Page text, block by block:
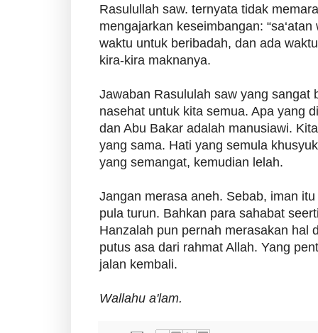
Rasulullah saw. ternyata tidak
mengajarkan keseimbangan: “sa‘atan
waktu untuk beribadah, dan ada
kira-kira maknanya.
Jawaban Rasululah saw yang sangat
nasehat untuk kita semua. Apa yang
dan Abu Bakar adalah manusiawi.
yang sama. Hati yang semula
yang semangat, kemudian lelah.
Jangan merasa aneh. Sebab, iman
pula turun. Bahkan para sahabat
Hanzalah pun pernah merasakan hal
putus asa dari rahmat Allah. Yang
jalan kembali.
Wallahu a'lam.